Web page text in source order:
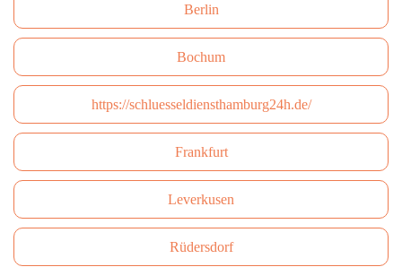
Berlin
Bochum
https://schluesseldiensthamburg24h.de/
Frankfurt
Leverkusen
Rüdersdorf